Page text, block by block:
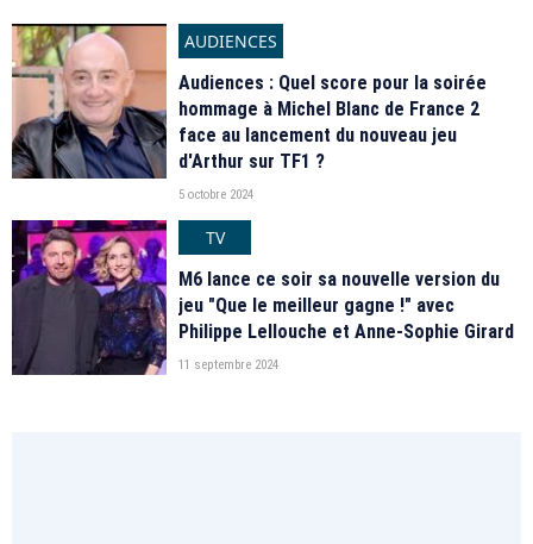
AUDIENCES
Audiences : Quel score pour la soirée
hommage à Michel Blanc de France 2
face au lancement du nouveau jeu
d'Arthur sur TF1 ?
5 octobre 2024
TV
M6 lance ce soir sa nouvelle version du
jeu "Que le meilleur gagne !" avec
Philippe Lellouche et Anne-Sophie Girard
11 septembre 2024